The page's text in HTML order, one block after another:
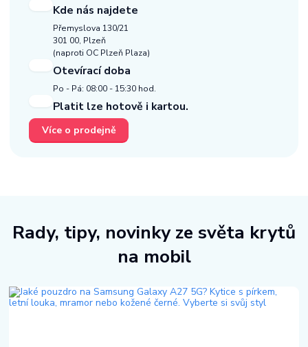
Kde nás najdete
Přemyslova 130/21
301 00, Plzeň
(naproti OC Plzeň Plaza)
Otevírací doba
Po - Pá: 08:00 - 15:30 hod.
Platit lze hotově i kartou.
Více o prodejně
Rady, tipy, novinky ze světa krytů
na mobil